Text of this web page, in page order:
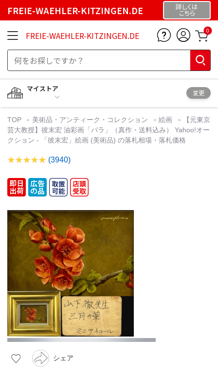
FREIE-WAEHLER-KITZINGEN.DE 詳しくは
こちら
FREIE-WAEHLER-KITZINGEN.DE 0
マイストア
変更
TOP 美術品・アンティーク・コレクション 絵画
【元東京
芸大教授】彼末宏 油彩画「バラ」（真作・送料込み） Yahoo!オー
クション - 「彼末宏」絵画 (美術品) の落札相場・落札価格
(3940)
シェア